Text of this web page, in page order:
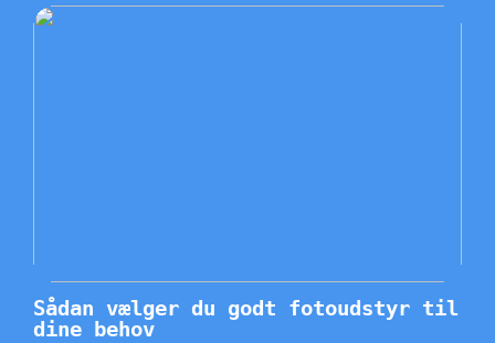
Sådan vælger du godt fotoudstyr til
dine behov